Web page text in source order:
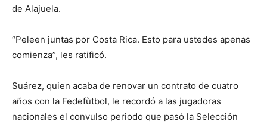
de Alajuela.
“Peleen juntas por Costa Rica. Esto para ustedes apenas
comienza”, les ratificó.
Suárez, quien acaba de renovar un contrato de cuatro
años con la Fedefùtbol, le recordó a las jugadoras
nacionales el convulso periodo que pasó la Selección